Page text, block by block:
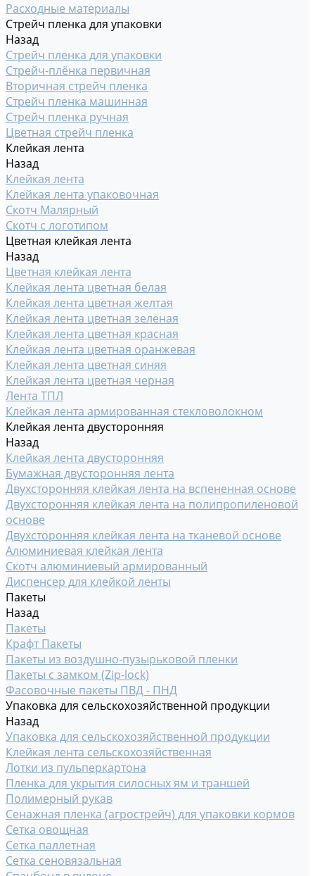
Расходные материалы
Стрейч пленка для упаковки
Назад
Стрейч пленка для упаковки
Стрейч-плёнка первичная
Вторичная стрейч пленка
Стрейч пленка машинная
Стрейч пленка ручная
Цветная стрейч пленка
Клейкая лента
Назад
Клейкая лента
Клейкая лента упаковочная
Скотч Малярный
Скотч с логотипом
Цветная клейкая лента
Назад
Цветная клейкая лента
Клейкая лента цветная белая
Клейкая лента цветная желтая
Клейкая лента цветная зеленая
Клейкая лента цветная красная
Клейкая лента цветная оранжевая
Клейкая лента цветная синяя
Клейкая лента цветная черная
Лента ТПЛ
Клейкая лента армированная стекловолокном
Клейкая лента двусторонняя
Назад
Клейкая лента двусторонняя
Бумажная двусторонняя лента
Двухсторонняя клейкая лента на вспененная основе
Двухсторонняя клейкая лента на полипропиленовой
основе
Двухсторонняя клейкая лента на тканевой основе
Алюминиевая клейкая лента
Скотч алюминиевый армированный
Диспенсер для клейкой ленты
Пакеты
Назад
Пакеты
Крафт Пакеты
Пакеты из воздушно-пузырьковой пленки
Пакеты с замком (Zip-lock)
Фасовочные пакеты ПВД - ПНД
Упаковка для сельскохозяйственной продукции
Назад
Упаковка для сельскохозяйственной продукции
Клейкая лента сельскохозяйственная
Лотки из пульперкартона
Пленка для укрытия силосных ям и траншей
Полимерный рукав
Сенажная пленка (агрострейч) для упаковки кормов
Сетка овощная
Сетка паллетная
Сетка сеновязальная